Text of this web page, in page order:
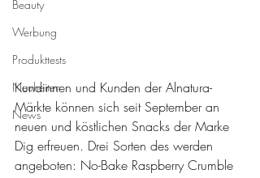
Beauty
Werbung
Produkttests
Neuheiten
News
Kundinnen und Kunden der Alnatura-
Märkte können sich seit September an
neuen und köstlichen Snacks der Marke
Dig erfreuen. Drei Sorten des werden
angeboten: No-Bake Raspberry Crumble